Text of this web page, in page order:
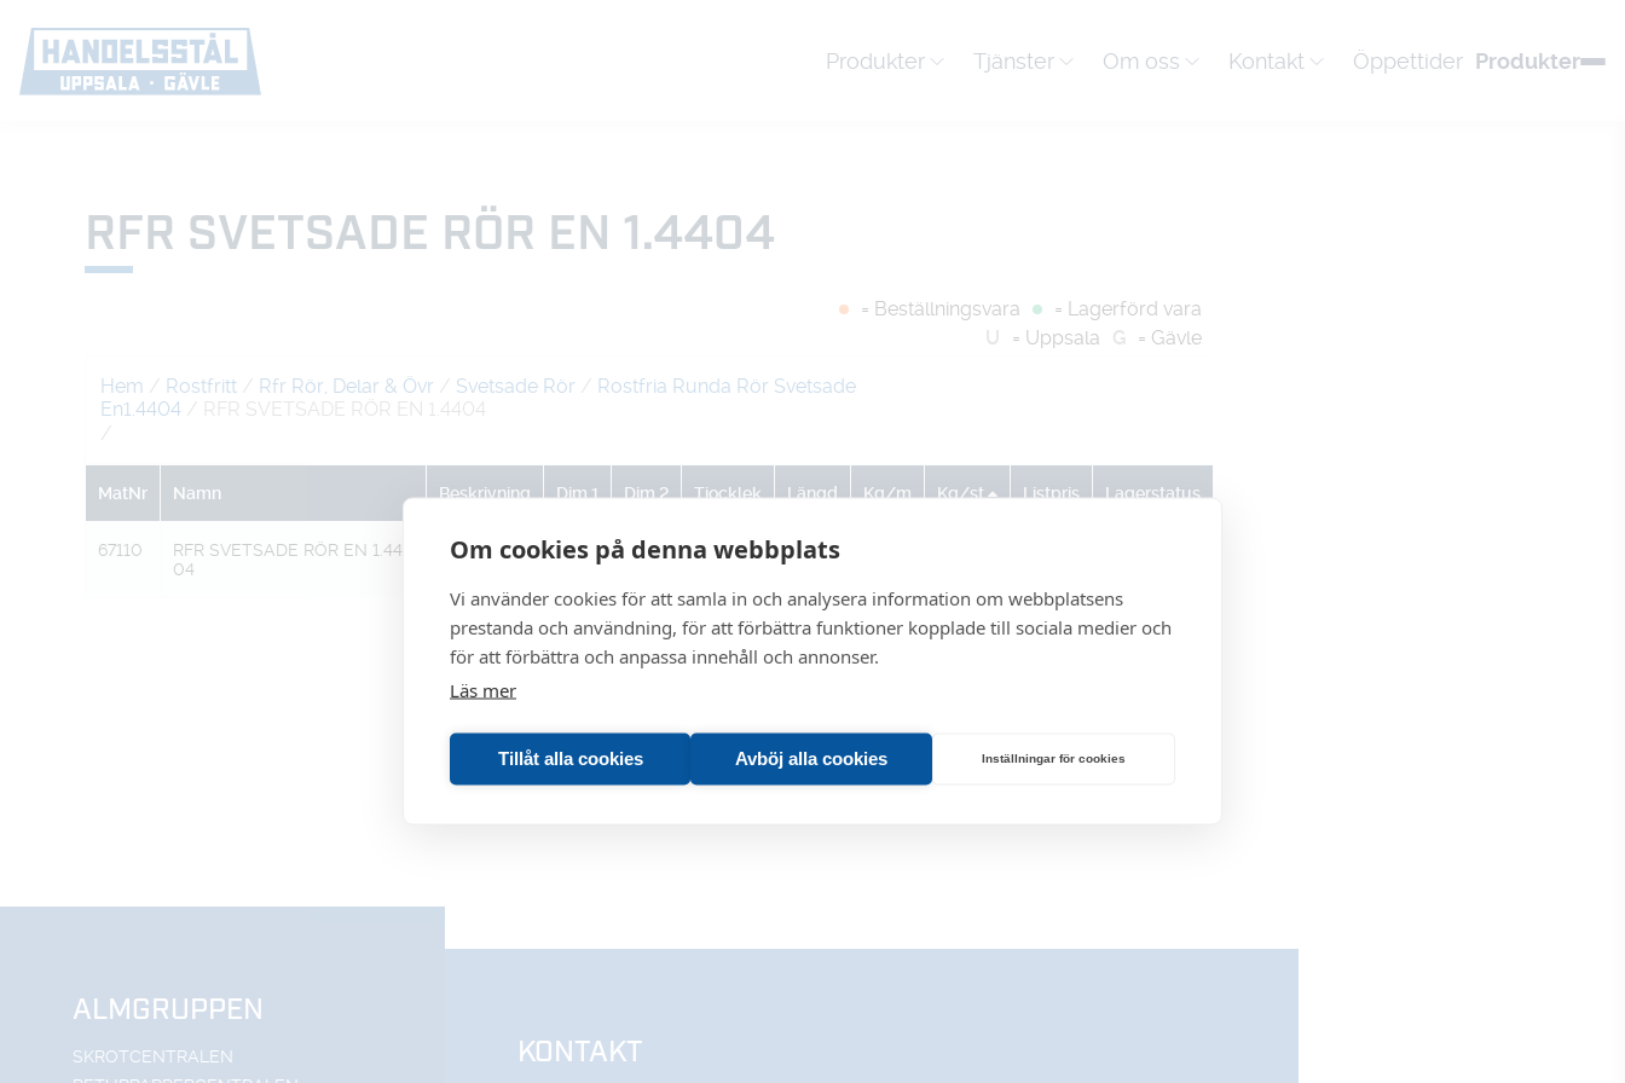
Om cookies på denna webbplats
Vi använder cookies för att samla in och analysera information om webbplatsens
prestanda och användning, för att förbättra funktioner kopplade till sociala medier och
för att förbättra och anpassa innehåll och annonser.
Läs mer
Tillåt alla cookies Avböj alla cookies Inställningar för cookies
Produkter Tjänster Om oss Kontakt Öppettider Produkter
RFR SVETSADE RÖR EN 1.4404
= Beställningsvara
= Lagerförd vara
U
= Uppsala G = Gävle
Hem / Rostfritt / Rfr Rör, Delar & Övr / Svetsade Rör / Rostfria Runda Rör Svetsade
En1.4404 / RFR SVETSADE RÖR EN 1.4404
/
MatNr Namn Beskrivning Dim 1 Dim 2 Tjocklek Längd Kg/m Kg/st Listpris Lagerstatus
67110
RFR SVETSADE RÖR EN 1.44
04
18,0 X 1,5 0 0 0 0
ALMGRUPPEN
SKROTCENTRALEN
KONTAKT